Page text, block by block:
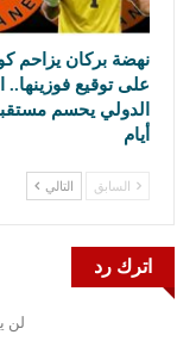
نهضة بركان يزاحم
على توقيع
الدولي يحسم
أيام
السابق التالي
اترك رد
لن